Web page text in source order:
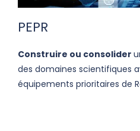
PEPR
Construire ou consolider
des domaines scientifiques
équipements prioritaires de